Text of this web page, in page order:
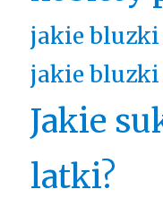
jakie bluzki
jakie bluzki
Jakie
latki?